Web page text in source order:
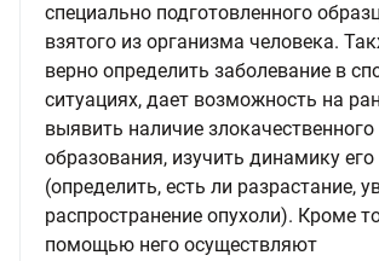
специально подготовленного
взятого из организма человека.
верно определить заболевание в
ситуациях, дает возможность на
выявить наличие злокачественного
образования, изучить динамику его
(определить, есть ли разрастание,
распространение опухоли). Кроме
помощью него осуществляют